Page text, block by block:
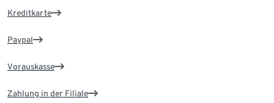
Kreditkarte
Paypal
Vorauskasse
Zahlung in der Filiale